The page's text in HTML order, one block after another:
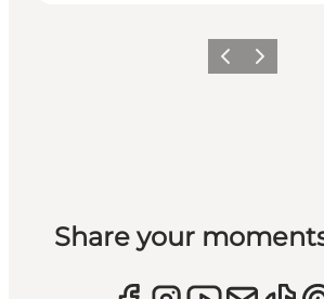
ForrigeNæste
Share your